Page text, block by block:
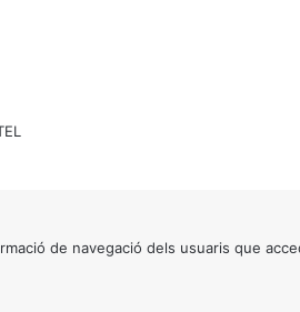
de navegació dels usuaris que